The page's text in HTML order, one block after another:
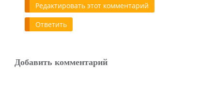
Редактировать этот комментарий
Ответить
Добавить комментарий